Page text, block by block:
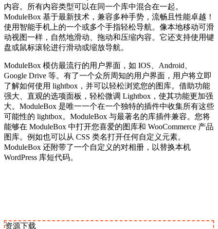
内容。所有内容类型可以在同一个库中混合在一起。
ModuleBox 基于最新技术，兼容多种手势，流畅且性能卓越！
使用智能手机上的一个或多个手指轻松导航。像本地移动可滑
动视图一样，自然地滑动、拖动和压缩内容。它还支持使用键
盘或鼠标滚轮进行滑动或缩放导航。
ModuleBox 模仿最流行的用户界面，如 IOS、Android、
Google Drive 等。有了一个众所周知的用户界面，用户将立即
了解如何使用 lightbox，并可以轻松浏览您的图库。借助功能
强大、直观的选项面板，轻松微调 Lightbox，使其功能更加强
大。ModuleBox 是唯一一个在一个独特的插件中收集所有这些
可能性的 lightbox。ModuleBox 与最著名的库插件兼容。您将
能够在 ModuleBox 中打开您喜爱的图库和 WooCommerce 产品
图库。例如也可以从 CSS 类名打开任何自定义元素。
ModuleBox 还附带了一个自定义的对相册，以替换本机
WordPress 库短代码。
资源下载